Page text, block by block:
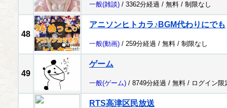
一般(雑談) / 3362分経過 / 無料 / 制限なし
48
アニソンヒトカラ♪BGM代わりにでも
一般(動画) / 259分経過 / 無料 / 制限なし
49
ゲーム
一般(ゲーム) / 8749分経過 / 無料 / ログイン限
RTS高津区民放送